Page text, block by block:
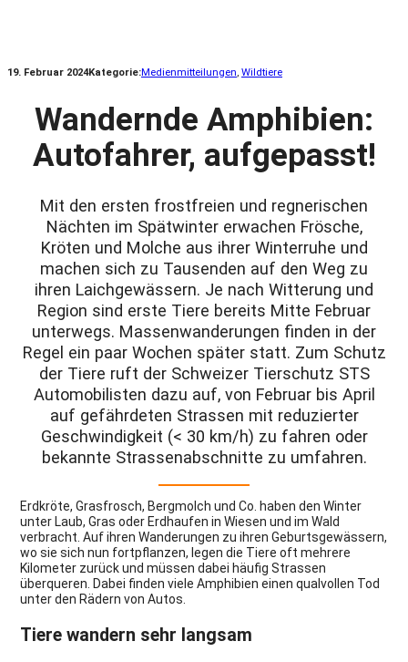
19. Februar 2024Kategorie:Medienmitteilungen, Wildtiere
Wandernde Amphibien:
Autofahrer, aufgepasst!
Mit den ersten frostfreien und regnerischen
Nächten im Spätwinter erwachen Frösche,
Kröten und Molche aus ihrer Winterruhe und
machen sich zu Tausenden auf den Weg zu
ihren Laichgewässern. Je nach Witterung und
Region sind erste Tiere bereits Mitte Februar
unterwegs. Massenwanderungen finden in der
Regel ein paar Wochen später statt. Zum Schutz
der Tiere ruft der Schweizer Tierschutz STS
Automobilisten dazu auf, von Februar bis April
auf gefährdeten Strassen mit reduzierter
Geschwindigkeit (< 30 km/h) zu fahren oder
bekannte Strassenabschnitte zu umfahren.
Erdkröte, Grasfrosch, Bergmolch und Co. haben den Winter
unter Laub, Gras oder Erdhaufen in Wiesen und im Wald
verbracht. Auf ihren Wanderungen zu ihren Geburtsgewässern,
wo sie sich nun fortpflanzen, legen die Tiere oft mehrere
Kilometer zurück und müssen dabei häufig Strassen
überqueren. Dabei finden viele Amphibien einen qualvollen Tod
unter den Rädern von Autos.
Tiere wandern sehr langsam